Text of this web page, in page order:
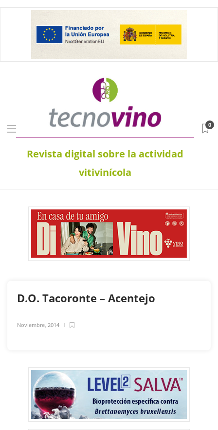
Revista digital sobre la actividad
vitivinícola
0
D.O. Tacoronte – Acentejo
Noviembre, 2014